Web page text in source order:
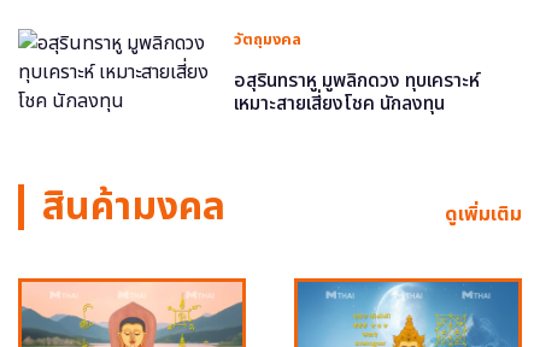
วัตถุมงคล
อสุรินทราหู มูพลิกดวง ทุบเคราะห์
เหมาะสายเสี่ยงโชค นักลงทุน
สินค้ามงคล ดูเพิ่มเติม